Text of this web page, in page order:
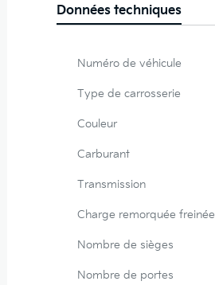
Données techniques
Numéro de véhicule
Type de carrosserie
Couleur
Carburant
Transmission
Charge remorquée freinée
Nombre de sièges
Nombre de portes